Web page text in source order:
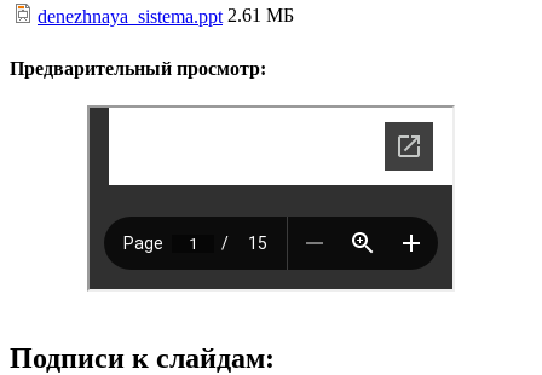
denezhnaya_sistema.ppt 2.61 МБ
Предварительный просмотр:
Подписи к слайдам: